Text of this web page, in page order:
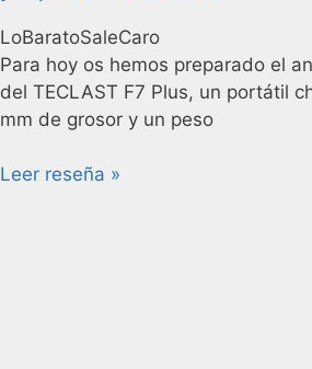
LoBaratoSaleCaro
Para hoy os hemos preparado el
del TECLAST F7 Plus, un portátil
mm de grosor y un peso
Leer reseña »